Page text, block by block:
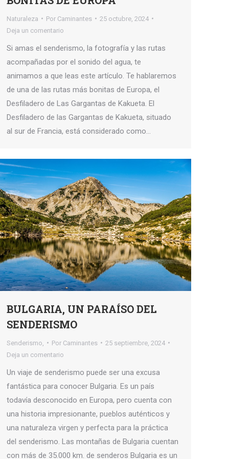
Naturaleza Por Caminantes
25 octubre, 2024
Deja un comentario
Si amas el senderismo, la fotografía y las rutas
acompañadas por el sonido del agua, te
animamos a que leas este artículo. Te hablaremos
de una de las rutas más bonitas de Europa, el
Desfiladero de Las Gargantas de Kakueta. El
Desfiladero de las Gargantas de Kakueta, situado
al sur de Francia, está considerado como…
BULGARIA, UN PARAÍSO DEL
SENDERISMO
Senderismo, Por Caminantes
25 septiembre, 2024
Deja un comentario
Un viaje de senderismo puede ser una excusa
fantástica para conocer Bulgaria. Es un país
todavía desconocido en Europa, pero cuenta con
una historia impresionante, pueblos auténticos y
una naturaleza virgen y perfecta para la práctica
del senderismo. Las montañas de Bulgaria cuentan
con más de 35.000 km. de senderos Bulgaria es un